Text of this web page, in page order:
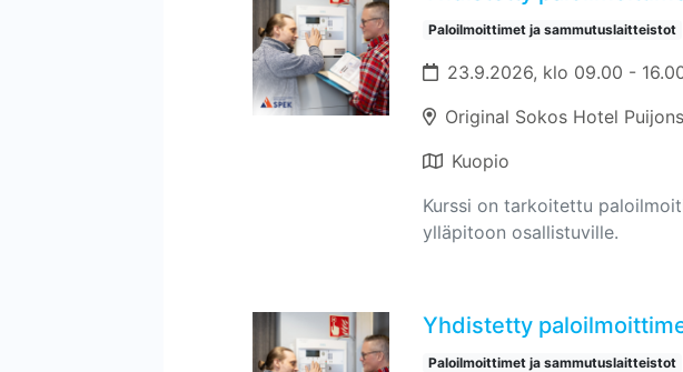
Paloilmoittimet ja sammutuslaitteistot
23.9.2026, klo 09.00 -
Original Sokos Hotel
Kuopio
Kurssi on tarkoitettu
ylläpitoon osallistuville.
Yhdistetty
Paloilmoittimet ja sammutuslaitteistot